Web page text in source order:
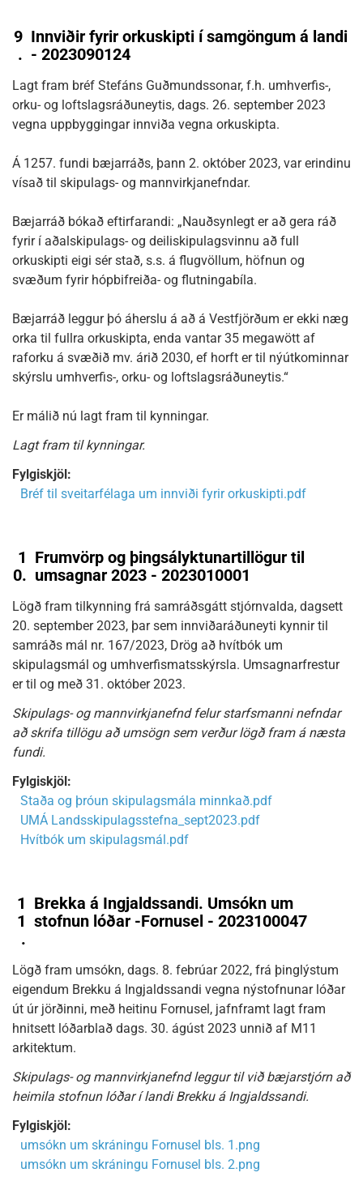
9
.
Innviðir fyrir orkuskipti í samgöngum á landi
- 2023090124
Lagt fram bréf Stefáns Guðmundssonar, f.h. umhverfis-,
orku- og loftslagsráðuneytis, dags. 26. september 2023
vegna uppbyggingar innviða vegna orkuskipta.
Á 1257. fundi bæjarráðs, þann 2. október 2023, var erindinu
vísað til skipulags- og mannvirkjanefndar.
Bæjarráð bókað eftirfarandi: „Nauðsynlegt er að gera ráð
fyrir í aðalskipulags- og deiliskipulagsvinnu að full
orkuskipti eigi sér stað, s.s. á flugvöllum, höfnun og
svæðum fyrir hópbifreiða- og flutningabíla.
Bæjarráð leggur þó áherslu á að á Vestfjörðum er ekki næg
orka til fullra orkuskipta, enda vantar 35 megawött af
raforku á svæðið mv. árið 2030, ef horft er til nýútkominnar
skýrslu umhverfis-, orku- og loftslagsráðuneytis.“
Er málið nú lagt fram til kynningar.
Lagt fram til kynningar.
Fylgiskjöl:
Bréf til sveitarfélaga um innviði fyrir orkuskipti.pdf
1
0.
Frumvörp og þingsályktunartillögur til
umsagnar 2023 - 2023010001
Lögð fram tilkynning frá samráðsgátt stjórnvalda, dagsett
20. september 2023, þar sem innviðaráðuneyti kynnir til
samráðs mál nr. 167/2023, Drög að hvítbók um
skipulagsmál og umhverfismatsskýrsla. Umsagnarfrestur
er til og með 31. október 2023.
Skipulags- og mannvirkjanefnd felur starfsmanni nefndar
að skrifa tillögu að umsögn sem verður lögð fram á næsta
fundi.
Fylgiskjöl:
Staða og þróun skipulagsmála minnkað.pdf
UMÁ Landsskipulagsstefna_sept2023.pdf
Hvítbók um skipulagsmál.pdf
1
1
.
Brekka á Ingjaldssandi. Umsókn um
stofnun lóðar -Fornusel - 2023100047
Lögð fram umsókn, dags. 8. febrúar 2022, frá þinglýstum
eigendum Brekku á Ingjaldssandi vegna nýstofnunar lóðar
út úr jörðinni, með heitinu Fornusel, jafnframt lagt fram
hnitsett lóðarblað dags. 30. ágúst 2023 unnið af M11
arkitektum.
Skipulags- og mannvirkjanefnd leggur til við bæjarstjórn að
heimila stofnun lóðar í landi Brekku á Ingjaldssandi.
Fylgiskjöl:
umsókn um skráningu Fornusel bls. 1.png
umsókn um skráningu Fornusel bls. 2.png